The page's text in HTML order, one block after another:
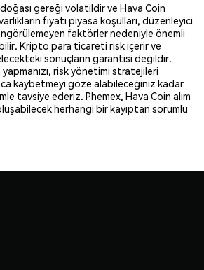
gereği volatildir ve Hava Coin
fiyatı piyasa koşulları, düzenleyici
faktörler nedeniyle önemli
Kripto para ticareti risk içerir ve
sonuçların garantisi değildir.
yapmanızı, risk yönetimi stratejileri
kaybetmeyi göze alabileceğiniz kadar
tavsiye ederiz. Phemex, Hava Coin alım
oluşabilecek herhangi bir kayıptan sorumlu